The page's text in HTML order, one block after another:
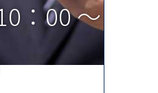
におい
：00 ～